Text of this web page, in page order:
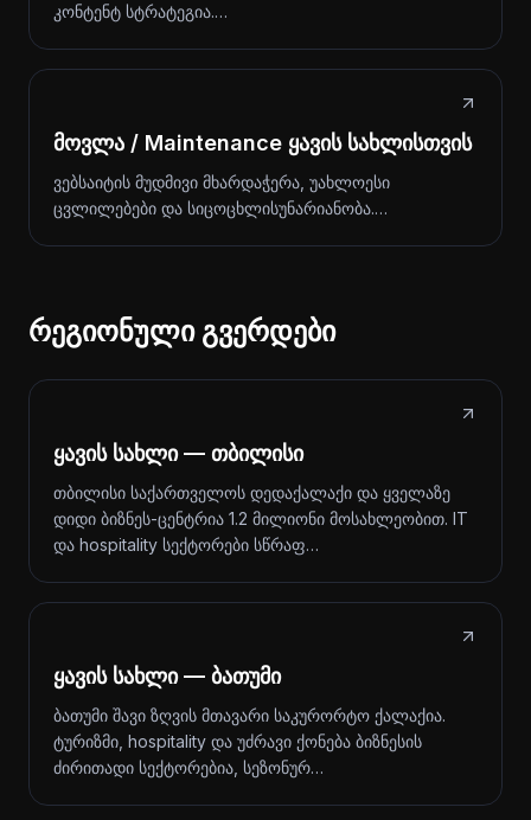
კონტენტ სტრატეგია.…
მოვლა / Maintenance ყავის სახლისთვის
ვებსაიტის მუდმივი მხარდაჭერა, უახლოესი
ცვლილებები და სიცოცხლისუნარიანობა.…
რეგიონული გვერდები
ყავის სახლი — თბილისი
თბილისი საქართველოს დედაქალაქი და ყველაზე
დიდი ბიზნეს-ცენტრია 1.2 მილიონი მოსახლეობით. IT
და hospitality სექტორები სწრაფ…
ყავის სახლი — ბათუმი
ბათუმი შავი ზღვის მთავარი საკურორტო ქალაქია.
ტურიზმი, hospitality და უძრავი ქონება ბიზნესის
ძირითადი სექტორებია, სეზონურ…